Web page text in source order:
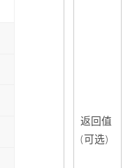
返回值
(可选)